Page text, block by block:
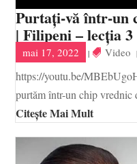
Purtați-vă într-un
| Filipeni – lecția 3
mai 17, 2022 | Video
https://youtu.be/
purtăm într-un chip vrednic
Citește Mai Mult